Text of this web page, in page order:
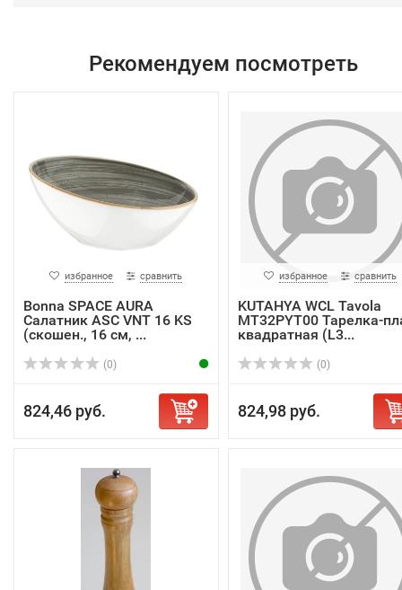
Рекомендуем посмотреть
избранное сравнить
Bonna SPACE AURA
Салатник ASC VNT 16 KS
(скошен., 16 см, ...
(0)
824,46 руб.
избранное сравнить
KUTAHYA WCL Tavola
MT32PYT00 Тарелка-
квадратная (L3...
(0)
824,98 руб.